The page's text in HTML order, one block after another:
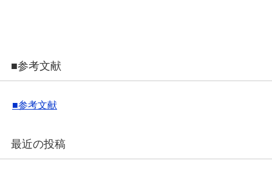
■参考文献
■参考文献
最近の投稿